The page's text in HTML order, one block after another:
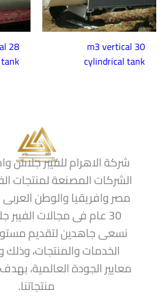
30 m3 vertical
cylindrical tank
شركة الاهرام للفيبر جلاس
الشركات المصنعة لمنتجات
مصر وافريقيا والوطن العربى
30 عام فى مجالات
نسعى جاهدين لتقديم
الخدمات والمنتجات، وذلك
معايير الجودة العالمية،
منتجاتنا.